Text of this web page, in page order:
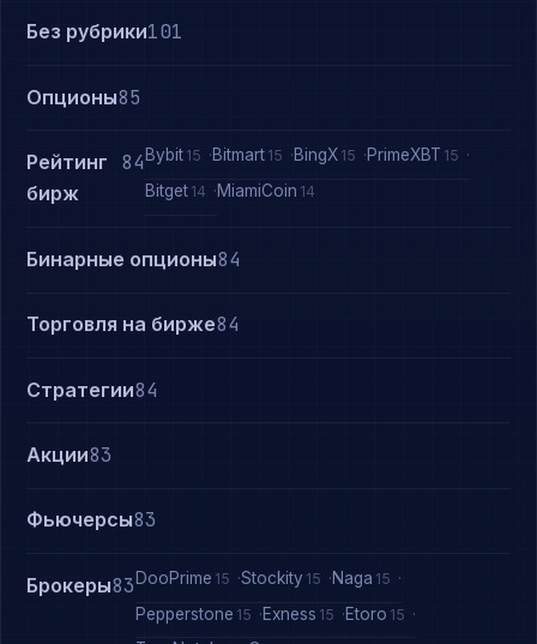
Без рубрики101
Опционы85
Рейтинг
бирж
84 Bybit 15 Bitmart 15 BingX 15 PrimeXBT 15
Bitget 14 MiamiCoin 14
Бинарные опционы84
Торговля на бирже84
Стратегии84
Акции83
Фьючерсы83
Брокеры83 DooPrime 15 Stockity 15 Naga 15
Pepperstone 15 Exness 15 Etoro 15